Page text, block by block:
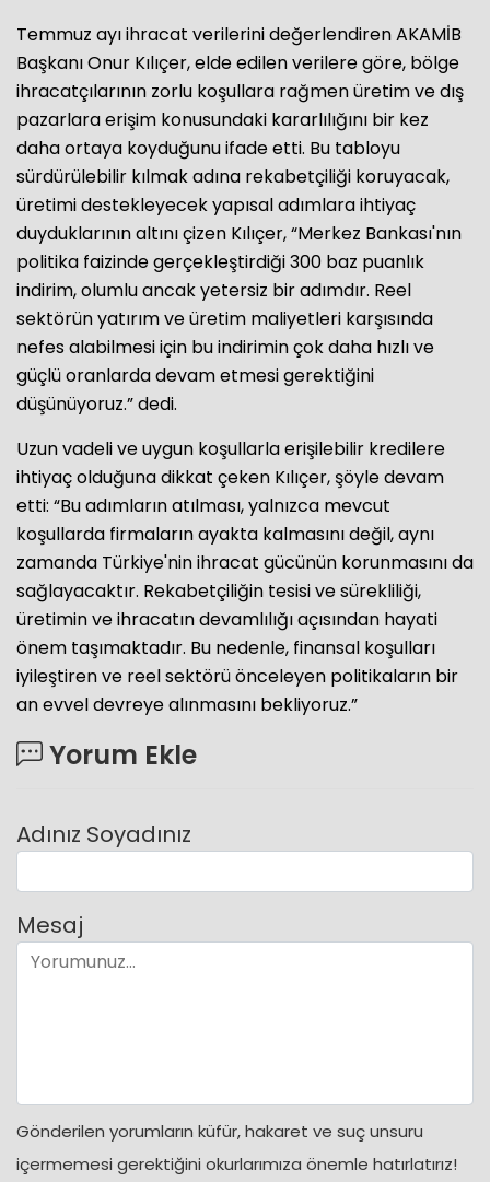
Temmuz ayı ihracat verilerini değerlendiren AKAMİB
Başkanı Onur Kılıçer, elde edilen verilere göre, bölge
ihracatçılarının zorlu koşullara rağmen üretim ve dış
pazarlara erişim konusundaki kararlılığını bir kez
daha ortaya koyduğunu ifade etti. Bu tabloyu
sürdürülebilir kılmak adına rekabetçiliği koruyacak,
üretimi destekleyecek yapısal adımlara ihtiyaç
duyduklarının altını çizen Kılıçer, “Merkez Bankası'nın
politika faizinde gerçekleştirdiği 300 baz puanlık
indirim, olumlu ancak yetersiz bir adımdır. Reel
sektörün yatırım ve üretim maliyetleri karşısında
nefes alabilmesi için bu indirimin çok daha hızlı ve
güçlü oranlarda devam etmesi gerektiğini
düşünüyoruz.” dedi.
Uzun vadeli ve uygun koşullarla erişilebilir kredilere
ihtiyaç olduğuna dikkat çeken Kılıçer, şöyle devam
etti: “Bu adımların atılması, yalnızca mevcut
koşullarda firmaların ayakta kalmasını değil, aynı
zamanda Türkiye'nin ihracat gücünün korunmasını da
sağlayacaktır. Rekabetçiliğin tesisi ve sürekliliği,
üretimin ve ihracatın devamlılığı açısından hayati
önem taşımaktadır. Bu nedenle, finansal koşulları
iyileştiren ve reel sektörü önceleyen politikaların bir
an evvel devreye alınmasını bekliyoruz.”
Yorum Ekle
Adınız Soyadınız
Mesaj
Gönderilen yorumların küfür, hakaret ve suç unsuru
içermemesi gerektiğini okurlarımıza önemle hatırlatırız!